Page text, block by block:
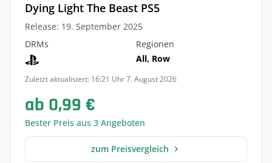
Dying Light The Beast PS5
Release: 19. September 2025
DRMs
Regionen
All, Row
Zuletzt aktualisiert: 16:21 Uhr 7. August 2026
ab 0,99 €
Bester Preis aus 3 Angeboten
zum Preisvergleich